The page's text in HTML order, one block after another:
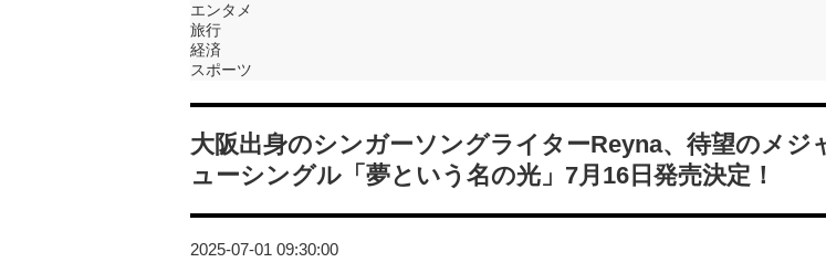
エンタメ
旅行
経済
スポーツ
大阪出身のシンガーソングライターReyna、待望のメジ
ューシングル「夢という名の光」7月16日発売決定！
2025-07-01 09:30:00